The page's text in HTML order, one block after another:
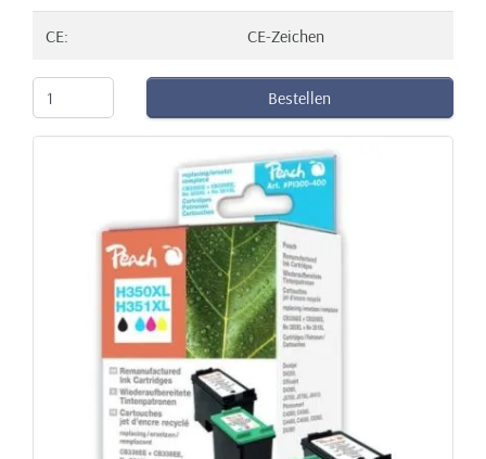
CE: CE-Zeichen
Bestellen